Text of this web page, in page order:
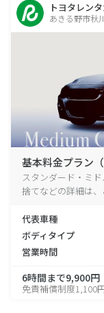
トヨタレン
あきる野市秋
基本料金プラン（
スタンダード・ミ
捨てなどの詳細は、
代表車種
ボディタイプ
営業時間
6時間まで9,900円
免責補償制度1,100